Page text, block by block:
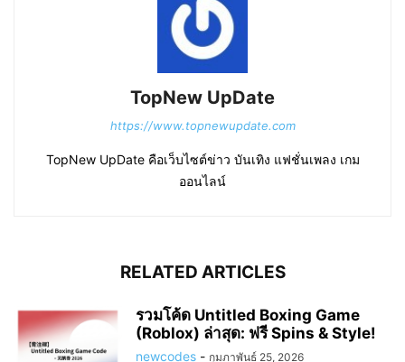
TopNew UpDate
https://www.topnewupdate.com
TopNew UpDate คือเว็บไซต์ข่าว บันเทิง แฟชั่นเพลง เกม
ออนไลน์
RELATED ARTICLES
รวมโค้ด Untitled Boxing Game
(Roblox) ล่าสุด: ฟรี Spins & Style!
newcodes - กุมภาพันธ์ 25, 2026